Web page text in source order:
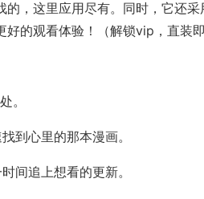
的，这里应用尽有。同时，它还
的观看体验！（解锁vip，直装即
。
到心里的那本漫画。
间追上想看的更新。